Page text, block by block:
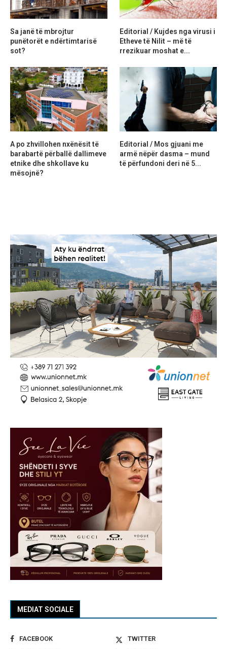
MEDIAT SOCIALE
FACEBOOK
TWITTER
Sa janë të mbrojtur
punëtorët e ndërtimtarisë
sot?
Editorial / Kujdes nga virusi i
Etheve të Nilit – më të
rrezikuar moshat e...
A po zhvillohen nxënësit të
barabartë përballë dallimeve
etnike dhe shkollave ku
mësojnë?
Editorial / Mos gjuani me
armë nëpër dasma – mund
të përfundoni deri në 5...